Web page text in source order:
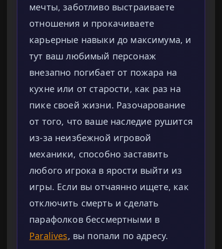
мечты, заботливо выстраиваете
отношения и прокачиваете
карьерные навыки до максимума, и
тут ваш любимый персонаж
внезапно погибает от пожара на
кухне или от старости, как раз на
пике своей жизни. Разочарование
от того, что ваше наследие рушится
из-за неизбежной игровой
механики, способно заставить
любого игрока в ярости выйти из
игры. Если вы отчаянно ищете, как
отключить смерть и сделать
парафолков бессмертными в
Paralives, вы попали по адресу.